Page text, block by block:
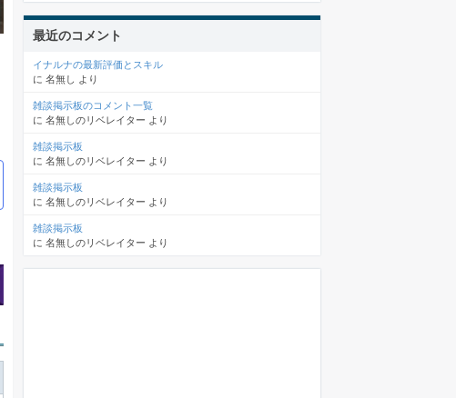
最近のコメント
イナルナの最新評価とスキル
に 名無し より
雑談掲示板のコメント一覧
に 名無しのリベレイター より
雑談掲示板
に 名無しのリベレイター より
雑談掲示板
に 名無しのリベレイター より
雑談掲示板
に 名無しのリベレイター より